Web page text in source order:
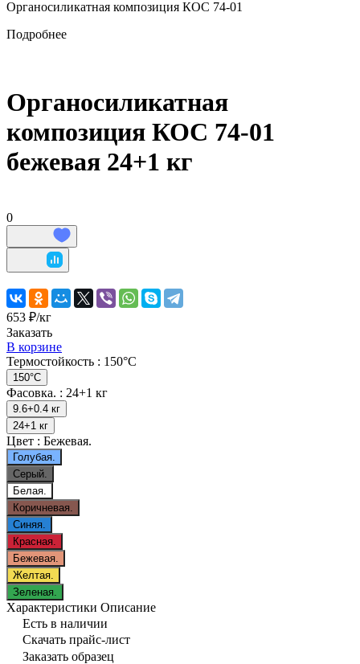
Органосиликатная композиция КОС 74-01
Подробнее
Органосиликатная
композиция КОС 74-01
бежевая 24+1 кг
0
653 ₽/кг
Заказать
В корзине
Термостойкость : 150°C
150°C
Фасовка. : 24+1 кг
9.6+0.4 кг
24+1 кг
Цвет : Бежевая.
Голубая.
Серый.
Белая.
Коричневая.
Синяя.
Красная.
Бежевая.
Желтая.
Зеленая.
Характеристики Описание
Есть в наличии
Скачать прайс-лист
Заказать образец